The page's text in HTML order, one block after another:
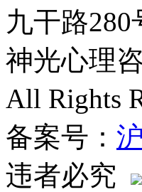
九干路
神光心理
All Rights
备案号：
违者必究